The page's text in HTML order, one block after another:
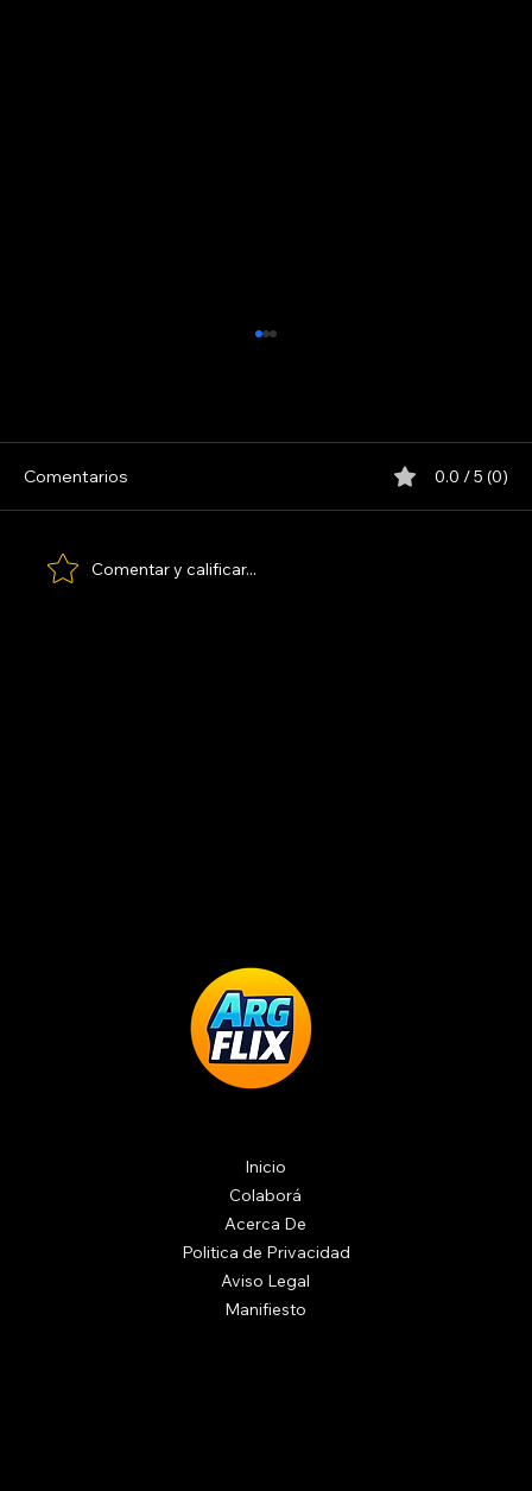
INDIO SOLARI
Comentarios 0.0 / 5 (0)
Comentar y calificar...
Inicio
Colaborá
Acerca De
Politica de Privacidad
Aviso Legal
Manifiesto